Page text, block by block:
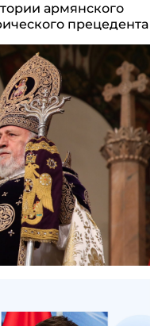
армянского
прецедента